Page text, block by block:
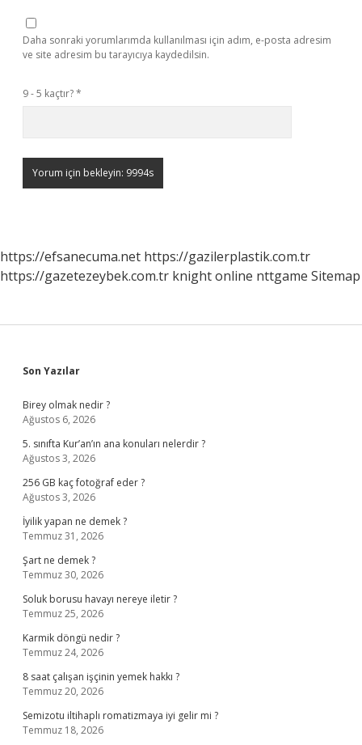
Daha sonraki yorumlarımda kullanılması için adım, e-posta adresim
ve site adresim bu tarayıcıya kaydedilsin.
9 - 5 kaçtır?*
https://efsanecuma.net https://gazilerplastik.com.tr
https://gazetezeybek.com.tr knight online nttgame Sitemap
Sidebar
Son Yazılar
Birey olmak nedir ?
Ağustos 6, 2026
5. sınıfta Kur’an’ın ana konuları nelerdir ?
Ağustos 3, 2026
256 GB kaç fotoğraf eder ?
Ağustos 3, 2026
İyilik yapan ne demek ?
Temmuz 31, 2026
Şart ne demek ?
Temmuz 30, 2026
Soluk borusu havayı nereye iletir ?
Temmuz 25, 2026
Karmik döngü nedir ?
Temmuz 24, 2026
8 saat çalışan işçinin yemek hakkı ?
Temmuz 20, 2026
Semizotu iltihaplı romatizmaya iyi gelir mi ?
Temmuz 18, 2026